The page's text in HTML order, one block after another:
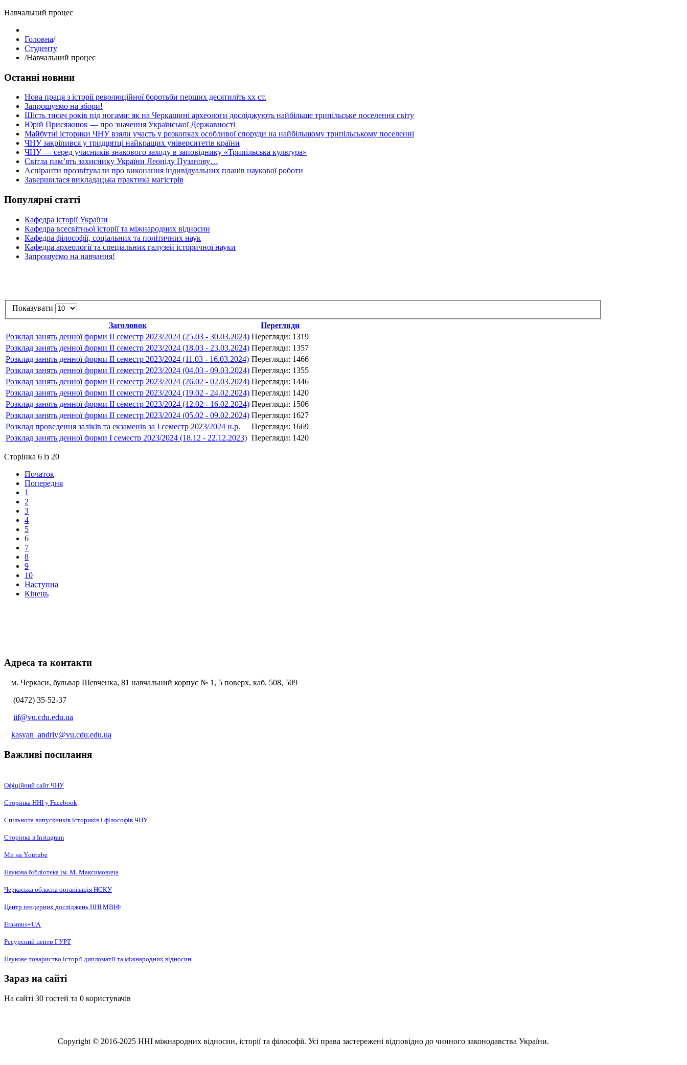
Навчальний процес
Головна/
Студенту
/Навчальний процес
Останні новини
Нова праця з історії революційної боротьби перших десятиліть хх ст.
Запрошуємо на збори!
Шість тисяч років під ногами: як на Черкащині археологи досліджують найбільше трипільське поселення світу
Юрій Присяжнюк — про значення Української Державності
Майбутні історики ЧНУ взяли участь у розкопках особливої споруди на найбільшому трипільському поселенні
ЧНУ закріпився у тридцятці найкращих університетів країни
ЧНУ — серед учасників знакового заходу в заповіднику «Трипільська культура»
Світла пам’ять захиснику України Леоніду Пузанову…
Аспіранти прозвітували про виконання індивідуальних планів наукової роботи
Завершилася викладацька практика магістрів
Популярні статті
Кафедра історії України
Кафедра всесвітньої історії та міжнародних відносин
Кафедра філософії, соціальних та політичних наук
Кафедра археології та спеціальних галузей історичної науки
Запрошуємо на навчання!
Показувати
Заголовок
Перегляди
Розклад занять денної форми ІІ семестр 2023/2024 (25.03 - 30.03.2024) Перегляди: 1319
Розклад занять денної форми ІІ семестр 2023/2024 (18.03 - 23.03.2024) Перегляди: 1357
Розклад занять денної форми ІІ семестр 2023/2024 (11.03 - 16.03.2024) Перегляди: 1466
Розклад занять денної форми ІІ семестр 2023/2024 (04.03 - 09.03.2024) Перегляди: 1355
Розклад занять денної форми ІІ семестр 2023/2024 (26.02 - 02.03.2024) Перегляди: 1446
Розклад занять денної форми ІІ семестр 2023/2024 (19.02 - 24.02.2024) Перегляди: 1420
Розклад занять денної форми ІІ семестр 2023/2024 (12.02 - 16.02.2024) Перегляди: 1506
Розклад занять денної форми ІІ семестр 2023/2024 (05.02 - 09.02.2024) Перегляди: 1627
Розклад проведення заліків та екзаменів за І семестр 2023/2024 н.р.
Перегляди: 1669
Розклад занять денної форми І семестр 2023/2024 (18.12 - 22.12.2023) Перегляди: 1420
Сторінка 6 із 20
Початок
Попередня
1
2
3
4
5
6
7
8
9
10
Наступна
Кінець
Адреса та контакти
м. Черкаси, бульвар Шевченка, 81 навчальний корпус № 1, 5 поверх, каб. 508, 509
(0472) 35-52-37
iif@vu.cdu.edu.ua
kasyan_andriy@vu.cdu.edu.ua
Важливі посилання
Офіційний сайт ЧНУ
Сторінка ННІ у Facebook
Спільнота випускників істориків і філософів ЧНУ
Сторінка в Instagram
Ми на Youtube
Наукова бібліотека ім. М. Максимовича
Черкаська обласна організація НCКУ
Центр ґендерних досліджень ННІ МВІФ
Erasmus+UA
Ресурсний центр ГУРТ
Наукове товариство історії дипломатії та міжнародних відносин
Зараз на сайті
На сайті 30 гостей та 0 користувачів
Copyright © 2016-2025 ННІ міжнародних відносин, історії та філософії. Усі права застережені відповідно до чинного законодавства України.